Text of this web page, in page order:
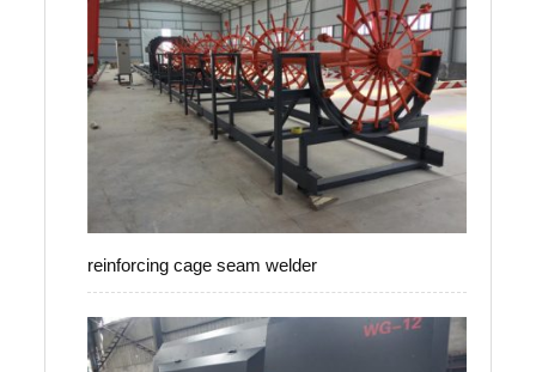
reinforcing cage seam welder